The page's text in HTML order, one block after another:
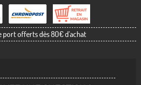
port offerts dès 80€ d'achat